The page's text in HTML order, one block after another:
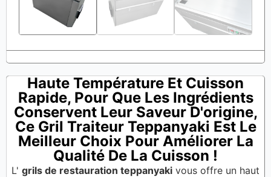
Haute Température Et Cuisson
Rapide, Pour Que Les Ingrédients
Conservent Leur Saveur D'origine,
Ce Gril Traiteur Teppanyaki Est Le
Meilleur Choix Pour Améliorer La
Qualité De La Cuisson !
L' grils de restauration teppanyaki vous offre un haut